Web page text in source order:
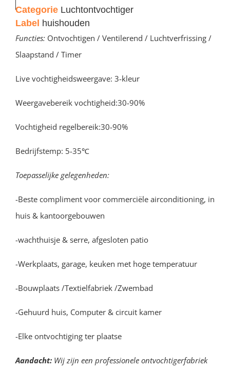
Categorie Luchtontvochtiger
Label huishouden
Functies: Ontvochtigen / Ventilerend / Luchtverfrissing /
Slaapstand / Timer
Live vochtigheidsweergave: 3-kleur
Weergavebereik vochtigheid:30-90%
Vochtigheid regelbereik:30-90%
Bedrijfstemp: 5-35℃
Toepasselijke gelegenheden:
-Beste compliment voor commerciële airconditioning, in
huis & kantoorgebouwen
-wachthuisje & serre, afgesloten patio
-Werkplaats, garage, keuken met hoge temperatuur
-Bouwplaats /Textielfabriek /Zwembad
-Gehuurd huis, Computer & circuit kamer
-Elke ontvochtiging ter plaatse
Aandacht: Wij zijn een professionele ontvochtigerfabriek